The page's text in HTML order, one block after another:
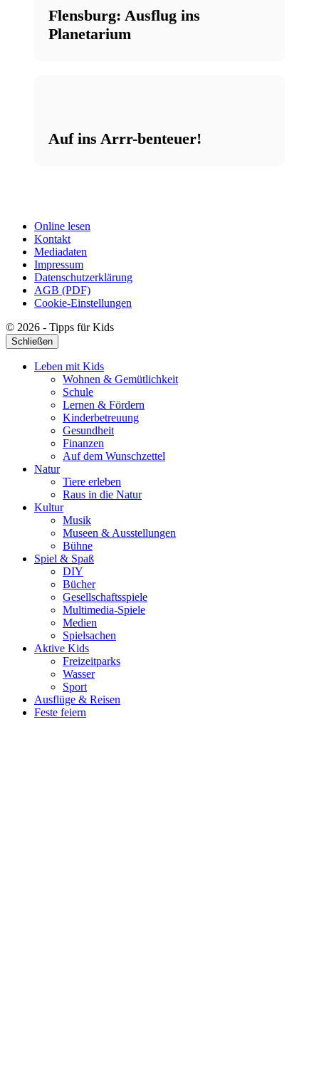
Flensburg: Ausflug ins
Planetarium
Auf ins Arrr-benteuer!
Online lesen
Kontakt
Mediadaten
Impressum
Datenschutzerklärung
AGB (PDF)
Cookie-Einstellungen
© 2026 - Tipps für Kids
Schließen
Leben mit Kids
Wohnen & Gemütlichkeit
Schule
Lernen & Fördern
Kinderbetreuung
Gesundheit
Finanzen
Auf dem Wunschzettel
Natur
Tiere erleben
Raus in die Natur
Kultur
Musik
Museen & Ausstellungen
Bühne
Spiel & Spaß
DIY
Bücher
Gesellschaftsspiele
Multimedia-Spiele
Medien
Spielsachen
Aktive Kids
Freizeitparks
Wasser
Sport
Ausflüge & Reisen
Feste feiern